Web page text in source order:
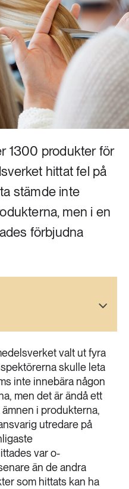
1300 produkter för
hittat fel på
stämde inte
men i en
förbjudna
valt ut fyra
skulle leta
inte innebära någon
men det är ändå ett
i produkterna,
utredare på
var o-
än de andra
som hittats kan ha